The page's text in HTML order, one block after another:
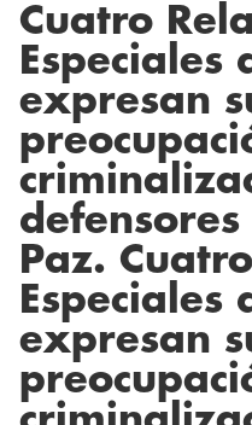
Cuatro
Especiales
expresan
defensores
Paz.
Especiales
expresan